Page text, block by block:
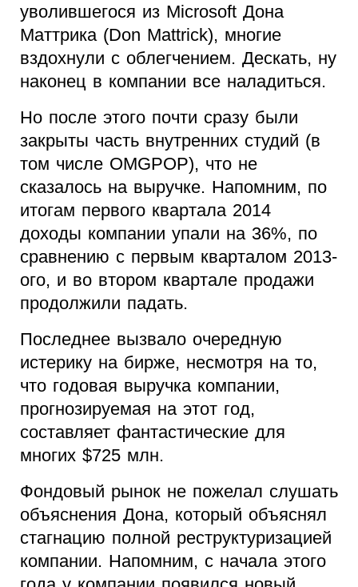
уволившегося из Microsoft Дона
Маттрика (Don Mattrick), многие
вздохнули с облегчением. Дескать, ну
наконец в компании все наладиться.
Но после этого почти сразу были
закрыты часть внутренних студий (в
том числе OMGPOP), что не
сказалось на выручке. Напомним, по
итогам первого квартала 2014
доходы компании упали на 36%, по
сравнению с первым кварталом 2013-
ого, и во втором квартале продажи
продолжили падать.
Последнее вызвало очередную
истерику на бирже, несмотря на то,
что годовая выручка компании,
прогнозируемая на этот год,
составляет фантастические для
многих $725 млн.
Фондовый рынок не пожелал слушать
объяснения Дона, который объяснял
стагнацию полной реструктуризацией
компании. Напомним, с начала этого